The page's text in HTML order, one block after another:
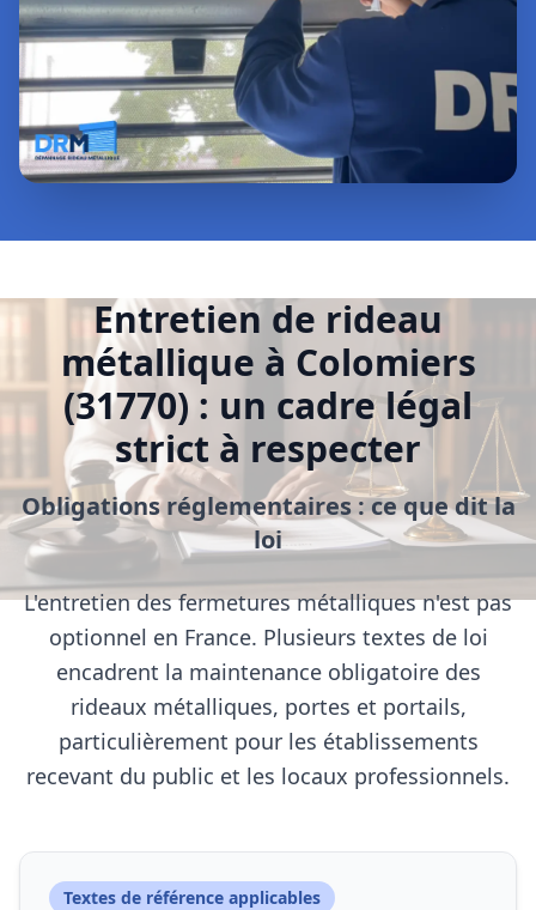
Entretien de rideau
métallique à Colomiers
(31770) : un cadre légal
strict à respecter
Obligations réglementaires : ce que dit la
loi
L'entretien des fermetures métalliques n'est pas
optionnel en France. Plusieurs textes de loi
encadrent la maintenance obligatoire des
rideaux métalliques, portes et portails,
particulièrement pour les établissements
recevant du public et les locaux professionnels.
Textes de référence applicables